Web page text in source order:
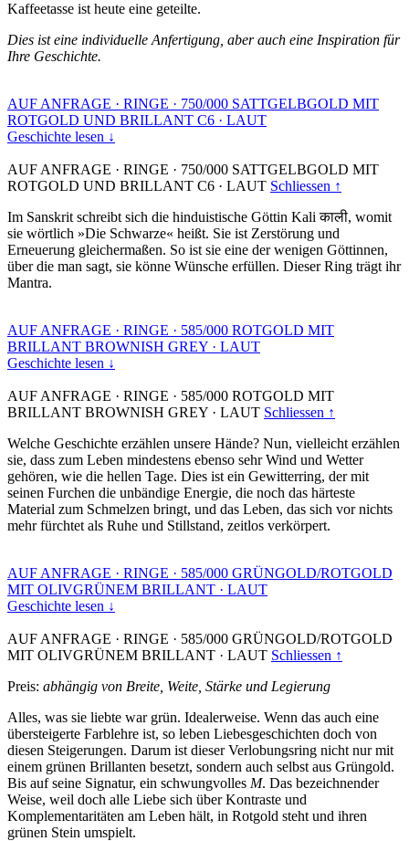
Kaffeetasse ist heute eine geteilte.
Dies ist eine individuelle Anfertigung, aber auch eine Inspiration für
Ihre Geschichte.
AUF ANFRAGE · RINGE · 750/000 SATTGELBGOLD MIT
ROTGOLD UND BRILLANT C6 · LAUT
Geschichte lesen ↓
AUF ANFRAGE · RINGE · 750/000 SATTGELBGOLD MIT
ROTGOLD UND BRILLANT C6 · LAUT Schliessen ↑
Im Sanskrit schreibt sich die hinduistische Göttin Kali काली, womit
sie wörtlich »Die Schwarze« heißt. Sie ist Zerstörung und
Erneuerung gleichermaßen. So ist sie eine der wenigen Göttinnen,
über die man sagt, sie könne Wünsche erfüllen. Dieser Ring trägt ihr
Mantra.
AUF ANFRAGE · RINGE · 585/000 ROTGOLD MIT
BRILLANT BROWNISH GREY · LAUT
Geschichte lesen ↓
AUF ANFRAGE · RINGE · 585/000 ROTGOLD MIT
BRILLANT BROWNISH GREY · LAUT Schliessen ↑
Welche Geschichte erzählen unsere Hände? Nun, vielleicht erzählen
sie, dass zum Leben mindestens ebenso sehr Wind und Wetter
gehören, wie die hellen Tage. Dies ist ein Gewitterring, der mit
seinen Furchen die unbändige Energie, die noch das härteste
Material zum Schmelzen bringt, und das Leben, das sich vor nichts
mehr fürchtet als Ruhe und Stillstand, zeitlos verkörpert.
AUF ANFRAGE · RINGE · 585/000 GRÜNGOLD/ROTGOLD
MIT OLIVGRÜNEM BRILLANT · LAUT
Geschichte lesen ↓
AUF ANFRAGE · RINGE · 585/000 GRÜNGOLD/ROTGOLD
MIT OLIVGRÜNEM BRILLANT · LAUT Schliessen ↑
Preis: abhängig von Breite, Weite, Stärke und Legierung
Alles, was sie liebte war grün. Idealerweise. Wenn das auch eine
übersteigerte Farblehre ist, so leben Liebesgeschichten doch von
diesen Steigerungen. Darum ist dieser Verlobungsring nicht nur mit
einem grünen Brillanten besetzt, sondern auch selbst aus Grüngold.
Bis auf seine Signatur, ein schwungvolles M. Das bezeichnender
Weise, weil doch alle Liebe sich über Kontraste und
Komplementaritäten am Leben hält, in Rotgold steht und ihren
grünen Stein umspielt.